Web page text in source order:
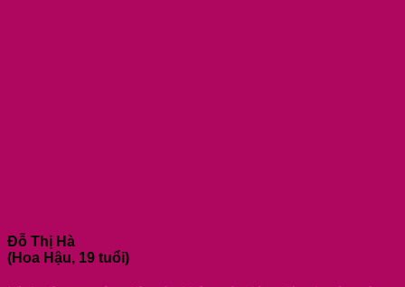
Đỗ Thị Hà
(Hoa Hậu, 19 tuổi)